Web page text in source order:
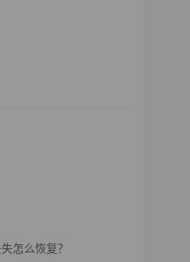
怎么恢复？